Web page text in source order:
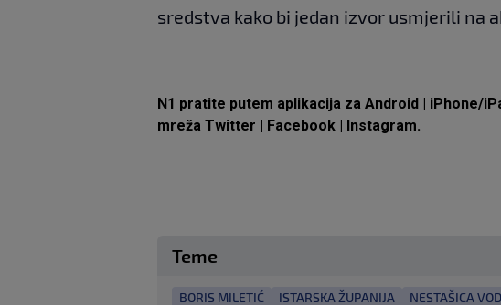
sredstva kako bi jedan izvor usmjerili na
N1 pratite putem aplikacija za Android iPhone/
mreža Twitter Facebook Instagram.
Teme
BORIS MILETIĆ ISTARSKA ŽUPANIJA NESTAŠICA